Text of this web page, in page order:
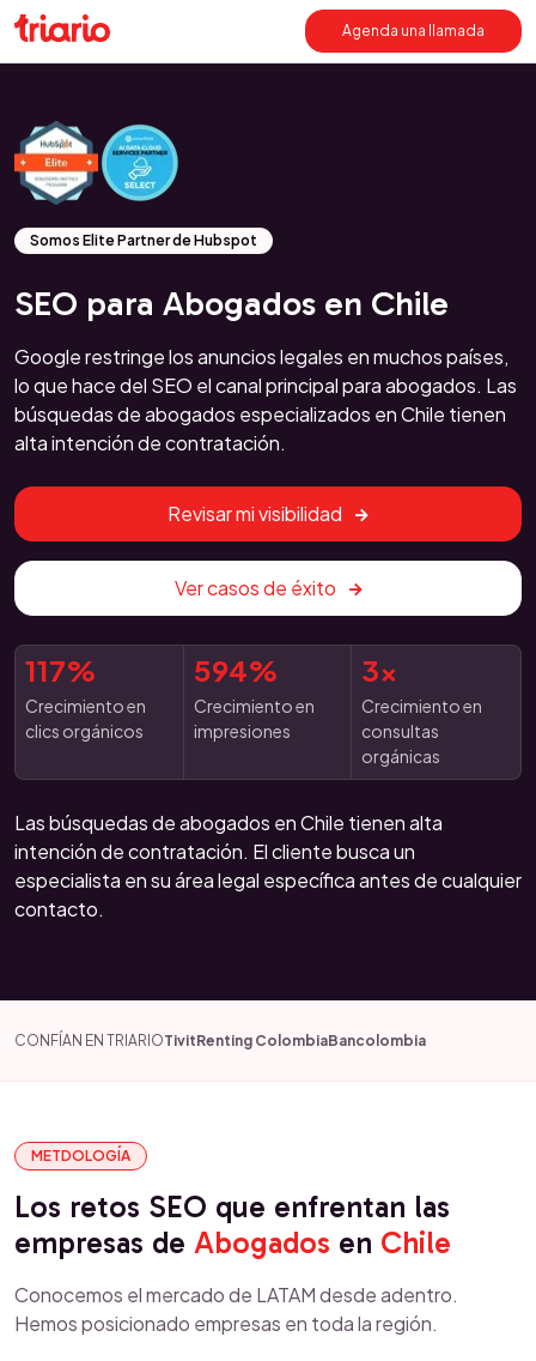
Agenda una llamada
Somos Elite Partner de Hubspot
SEO para Abogados en Chile
Google restringe los anuncios legales en muchos países,
lo que hace del SEO el canal principal para abogados. Las
búsquedas de abogados especializados en Chile tienen
alta intención de contratación.
Revisar mi visibilidad
Ver casos de éxito
117%
Crecimiento en
clics orgánicos
594%
Crecimiento en
impresiones
3x
Crecimiento en
consultas
orgánicas
Las búsquedas de abogados en Chile tienen alta
intención de contratación. El cliente busca un
especialista en su área legal específica antes de cualquier
contacto.
CONFÍAN EN TRIARIOTivitRenting ColombiaBancolombia
METDOLOGÍA
Los retos SEO que enfrentan las
empresas de Abogados en Chile
Conocemos el mercado de LATAM desde adentro.
Hemos posicionado empresas en toda la región.